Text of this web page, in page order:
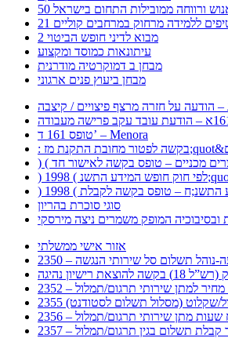
אנוש ורווחה ממובילות התחום בישראל
טיפים ללמידה מרחוק במרחבים קוליים
מבוא לדיני חופש הביטוי 2
עיתונאות כמוסד ומקצוע
מבחן ב דמוקרטיה מודרנית
מבחן ביעוץ פנים ארגוני
טופס 161 ד’ – Menora
סוגי סוכרת בהריון
ובסיבוכיה המופק משמרים ניצה מירסקי
אזור אישי ממשלתי
נוהל תשלום סל שירותי הנגשה
להוצאת רישיון נהיגה
מחיר למתן שירותי תרגום/תמלול
שקלוט (מסלול תשלום לסטודנט)
דיווח שעות מתן שירותי תרגום/תמלול
אישור קבלת תשלום בגין תרגום/תמלול